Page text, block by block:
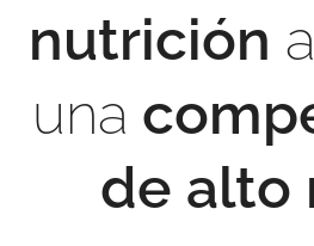
nutrición
una
de alto